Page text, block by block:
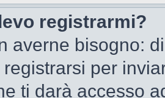
registrarmi?
averne bisogno:
per
ti darà accesso